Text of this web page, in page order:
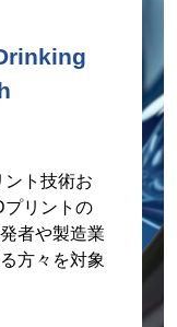
ト技術お
プリントの
者や製造業
方々を対象